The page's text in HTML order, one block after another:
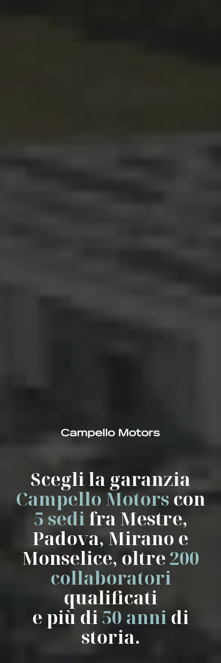
Scegli la garanzia
Campello Motors con
5 sedifra Mestre,
Padova, Mirano e
Monselice, oltre 200
collaboratori
qualificati
e più di50 anni di
storia.